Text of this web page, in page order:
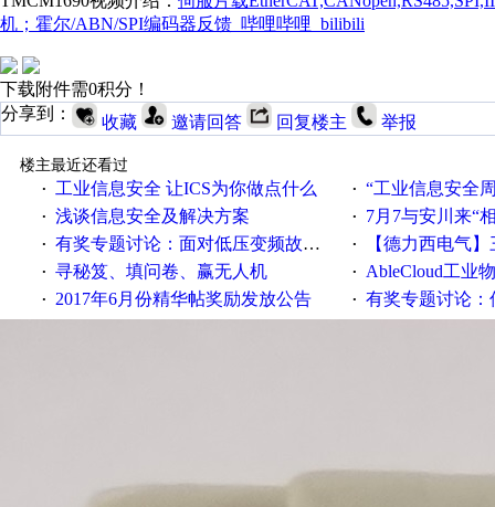
机；霍尔/ABN/SPI编码器反馈_哔哩哔哩_bilibili
下载附件需0积分！
分享到：
收藏 邀请回答 回复楼主 举报
楼主最近还看过
·
工业信息安全 让ICS为你做点什么 · “工业信息安全周之我见”
· 浅谈信息安全及解决方案 · 7月7与安川来“
· 有奖专题讨论：面对低压变频故障，老手是这样解决的！ · 【德力西电气】三
· 寻秘笈、填问卷、赢无人机 · AbleCloud工业物联
· 2017年6月份精华帖奖励发放公告 · 有奖专题讨论：伺服选择